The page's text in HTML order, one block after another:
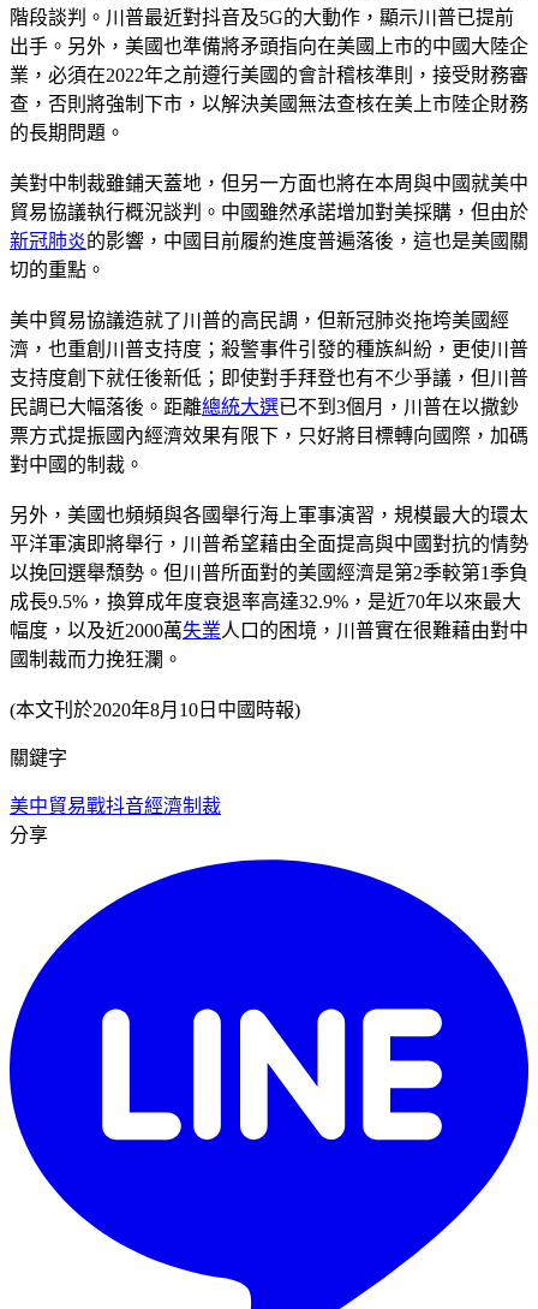
階段談判。川普最近對抖音及5G的大動作，顯示川普已提前
出手。另外，美國也準備將矛頭指向在美國上市的中國大陸企
業，必須在2022年之前遵行美國的會計稽核準則，接受財務審
查，否則將強制下市，以解決美國無法查核在美上市陸企財務
的長期問題。
美對中制裁雖鋪天蓋地，但另一方面也將在本周與中國就美中
貿易協議執行概況談判。中國雖然承諾增加對美採購，但由於
新冠肺炎的影響，中國目前履約進度普遍落後，這也是美國關
切的重點。
美中貿易協議造就了川普的高民調，但新冠肺炎拖垮美國經
濟，也重創川普支持度；殺警事件引發的種族糾紛，更使川普
支持度創下就任後新低；即使對手拜登也有不少爭議，但川普
民調已大幅落後。距離總統大選已不到3個月，川普在以撒鈔
票方式提振國內經濟效果有限下，只好將目標轉向國際，加碼
對中國的制裁。
另外，美國也頻頻與各國舉行海上軍事演習，規模最大的環太
平洋軍演即將舉行，川普希望藉由全面提高與中國對抗的情勢
以挽回選舉頹勢。但川普所面對的美國經濟是第2季較第1季負
成長9.5%，換算成年度衰退率高達32.9%，是近70年以來最大
幅度，以及近2000萬失業人口的困境，川普實在很難藉由對中
國制裁而力挽狂瀾。
(本文刊於2020年8月10日中國時報)
關鍵字
美中貿易戰抖音經濟制裁
分享